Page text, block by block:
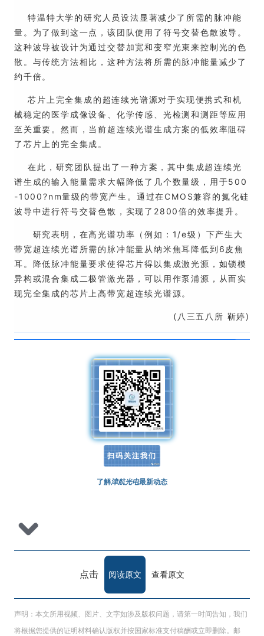
特温特大学的研究人员设法显著减少了所需的脉冲能
量。为了做到这一点，该团队使用了符号交替色散波导。
这种波导被设计为通过交替加宽和变窄光束来控制光的色
散。与传统方法相比，这种方法将所需的脉冲能量减少了
约千倍。
芯片上完全集成的超连续光谱源对于实现便携式和机
械稳定的医学成像设备、化学传感、光检测和测距等应用
至关重要。然而，当前超连续光谱生成方案的低效率阻碍
了芯片上的完全集成。
在此，研究团队提出了一种方案，其中集成超连续光
谱生成的输入能量需求大幅降低了几个数量级，用于500
-1000?nm量级的带宽产生。通过在CMOS兼容的氮化硅
波导中进行符号交替色散，实现了2800倍的效率提升。
研究表明，在高光谱功率（例如：1/e级）下产生大
带宽超连续光谱所需的脉冲能量从纳米焦耳降低到6皮焦
耳。降低脉冲能量要求使得芯片得以集成激光源，如锁模
异构或混合集成二极管激光器，可以用作泵浦源，从而实
现完全集成的芯片上高带宽超连续光谱源。
(八三五八所 靳婷)
扫码关注我们
了解津航光电最新动态
点击 阅读原文 查看原文
声明：本文所用视频、图片、文字如涉及版权问题，请第一时间告知，我们
将根据您提供的证明材料确认版权并按国家标准支付稿酬或立即删除。邮